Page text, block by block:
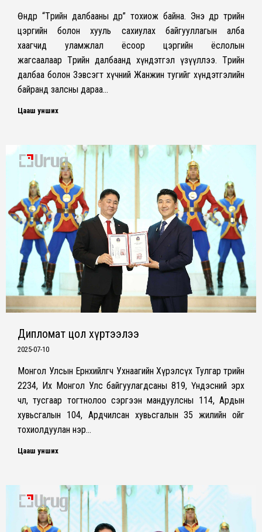
Өнөөдөр “Төрийн далбааны өдөр” тохиож байна. Энэ өдөр төрийн
цэргийн болон хууль сахиулах байгууллагын алба
хаагчид уламжлал ёсоор цэргийн ёслолын
жагсаалаар Төрийн далбаанд хүндэтгэл үзүүллээ. Төрийн
далбаа болон Зэвсэгт хүчний Жанжин тугийг хүндэтгэлийн
байранд залсны дараа…
Цааш унших
Дипломат цол хүртээлээ
2025-07-10
Монгол Улсын Ерөнхийлөгч Ухнаагийн Хүрэлсүх Тулгар төрийн
2234, Их Монгол Улс байгуулагдсаны 819, Үндэсний эрх
чөлөө, тусгаар тогтнолоо сэргээн мандуулсны 114, Ардын
хувьсгалын 104, Ардчилсан хувьсгалын 35 жилийн ойг
тохиолдуулан нэр…
Цааш унших